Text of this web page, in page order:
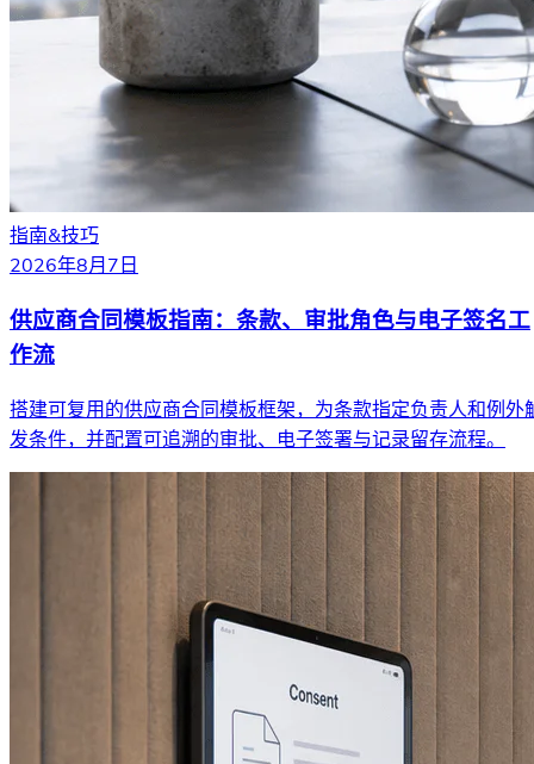
指南&技巧
2026年8月7日
供应商合同模板指南：条款、审批角色与电子签名工
作流
搭建可复用的供应商合同模板框架，为条款指定负责人和例外
发条件，并配置可追溯的审批、电子签署与记录留存流程。